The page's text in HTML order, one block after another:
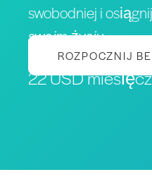
swobodniej i osiągnij
swoim życiu
ROZPOCZNIJ
22 USD